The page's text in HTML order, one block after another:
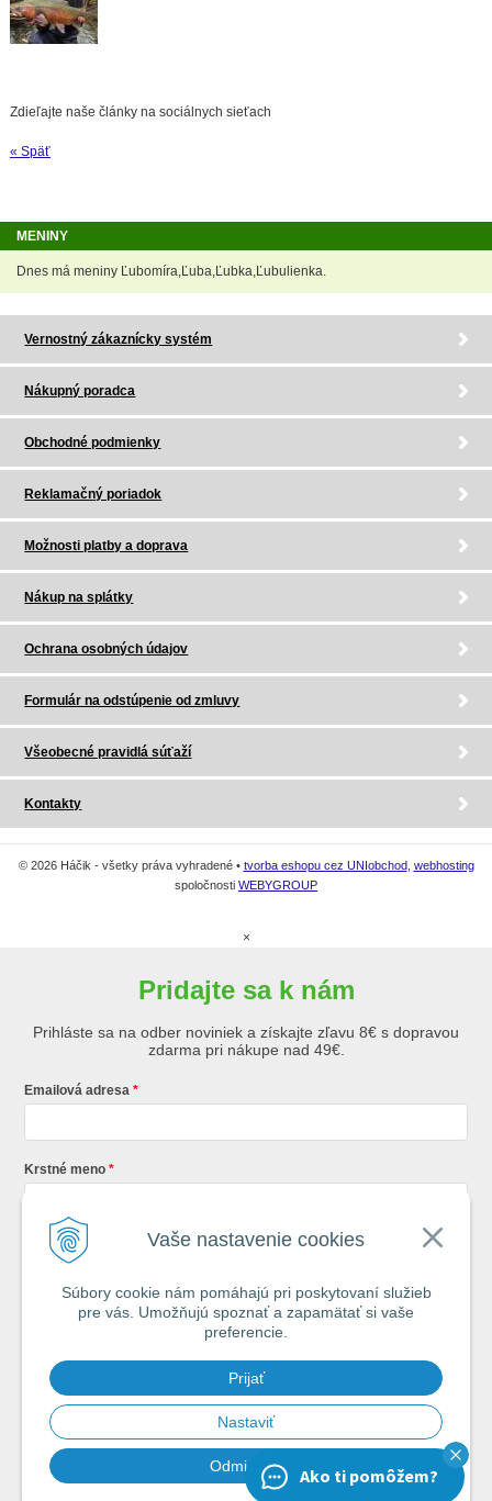
Vaše nastavenie cookies
Súbory cookie nám pomáhajú pri poskytovaní služieb
pre vás. Umožňujú spoznať a zapamätať si vaše
preferencie.
Prijať
Nastaviť
Odmietnuť
Zdieľajte naše články na sociálnych sieťach
« Späť
MENINY
Dnes má meniny Ľubomíra,Ľuba,Ľubka,Ľubulienka.
Vernostný zákaznícky systém
Nákupný poradca
Obchodné podmienky
Reklamačný poriadok
Možnosti platby a doprava
Nákup na splátky
Ochrana osobných údajov
Formulár na odstúpenie od zmluvy
Všeobecné pravidlá súťaží
Kontakty
© 2026 Háčik - všetky práva vyhradené • tvorba eshopu cez UNIobchod, webhosting
spoločnosti WEBYGROUP
×
Pridajte sa k nám
Prihláste sa na odber noviniek a získajte zľavu 8€ s dopravou
zdarma pri nákupe nad 49€.
Emailová adresa
Krstné meno
Registráciou súhlasíte so
Každý týždeň si od nás nájdete v schránke : 1x Rybársky Poradca a 1x
akčná ponuka. 1x mesačne prehľad nových článkov z nášho blogu.
Ochrana vašich osobných údajov je pre nás na 1. mieste.Zoznámte sa s
našimi zásadami spracovania osobných údajov
Chcem odoberaťAko ti pomôžem?